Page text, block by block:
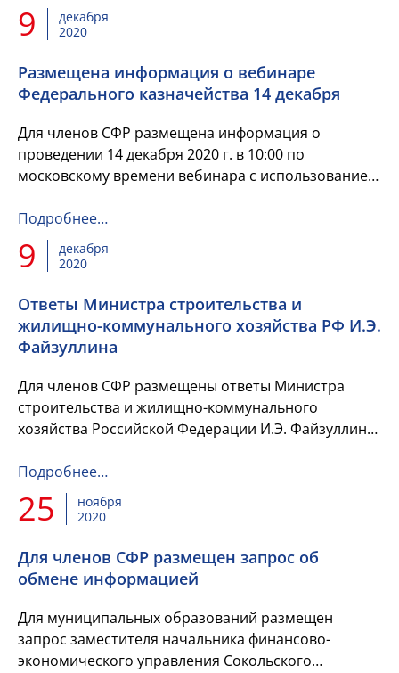
9
декабря
2020
Размещена информация о вебинаре
Федерального казначейства 14 декабря
Для членов СФР размещена информация о
проведении 14 декабря 2020 г. в 10:00 по
московскому времени вебинара с использованием
Федерального казначейства и его террито...
Подробнее…
9
декабря
2020
Ответы Министра строительства и
жилищно-коммунального хозяйства РФ И.Э.
Файзуллина
Для членов СФР размещены ответы Министра
строительства и жилищно-коммунального
хозяйства Российской Федерации И.Э. Файзуллина
часу»» по теме «О реализации нац...
Подробнее…
25
ноября
2020
Для членов СФР размещен запрос об
обмене информацией
Для муниципальных образований размещен
запрос заместителя начальника финансово-
экономического управления Сокольского